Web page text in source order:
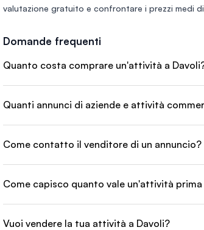
clientela selezionata, non ha
debiti o fidi
valutazione gratuito e confrontare i prezzi medi
Domande frequenti
Quanto costa comprare un'attività a
Quanti annunci di aziende e attività
Come contatto il venditore di un annuncio?
Come capisco quanto vale un'attività
Vuoi vendere la tua attività a Davoli?